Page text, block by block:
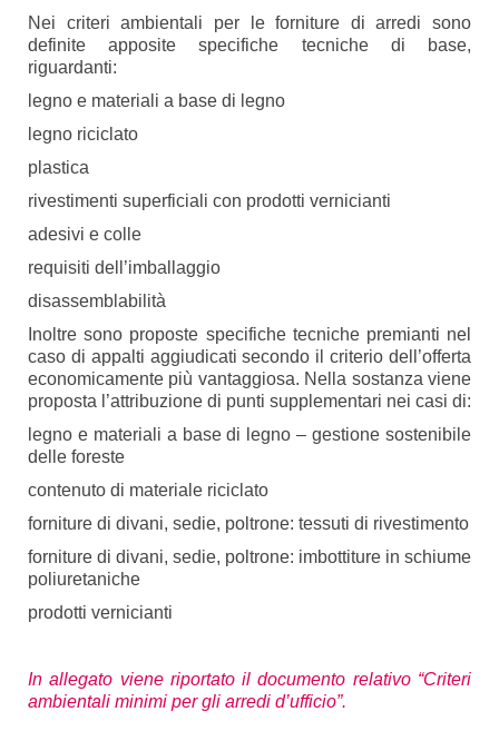
Nei criteri ambientali per le forniture di arredi sono
definite apposite specifiche tecniche di base,
riguardanti:
legno e materiali a base di legno
legno riciclato
plastica
rivestimenti superficiali con prodotti vernicianti
adesivi e colle
requisiti dell’imballaggio
disassemblabilità
Inoltre sono proposte specifiche tecniche premianti nel
caso di appalti aggiudicati secondo il criterio dell’offerta
economicamente più vantaggiosa. Nella sostanza viene
proposta l’attribuzione di punti supplementari nei casi di:
legno e materiali a base di legno – gestione sostenibile
delle foreste
contenuto di materiale riciclato
forniture di divani, sedie, poltrone: tessuti di rivestimento
forniture di divani, sedie, poltrone: imbottiture in schiume
poliuretaniche
prodotti vernicianti
In allegato viene riportato il documento relativo “Criteri
ambientali minimi per gli arredi d’ufficio”.